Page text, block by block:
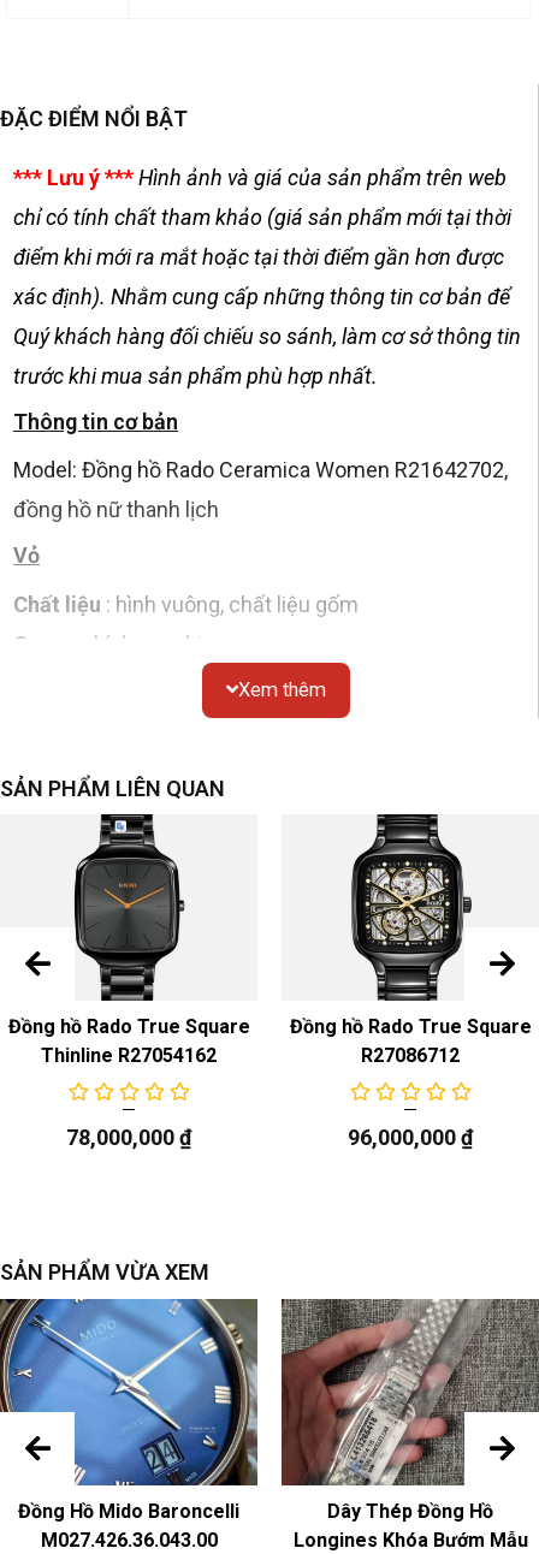
ĐẶC ĐIỂM NỔI BẬT
*** Lưu ý ***Hình ảnh và giá của sản phẩm trên web
chỉ có tính chất tham khảo (giá sản phẩm mới tại thời
điểm khi mới ra mắt hoặc tại thời điểm gần hơn được
xác định). Nhằm cung cấp những thông tin cơ bản để
Quý khách hàng đối chiếu so sánh, làm cơ sở thông tin
trước khi mua sản phẩm phù hợp nhất.
Thông tin cơ bản
Model: Đồng hồ Rado Ceramica Women R21642702,
đồng hồ nữ thanh lịch
Vỏ
Chất liệu : hình vuông, chất liệu gốm
Gương
: kính sapphire
: 30 mét
Mặt số
Màu sắc & Chất liệu
Dây đeo đồng hồ
Màu sắc & Chất liệu
Khóa
: Ceramic
Đồng hồ pin
Chức năng
giờ phút
Xem thêm
SẢN PHẨM LIÊN QUAN
Đồng hồ Rado True Square
Thinline R27054162
78,000,000₫
Đồng hồ Rado True Square
R27086712
96,000,000₫
SẢN PHẨM VỪA XEM
Đồng Hồ Mido Baroncelli
M027.426.36.043.00
Dây Thép Đồng Hồ
Longines Khóa Bướm Mẫu